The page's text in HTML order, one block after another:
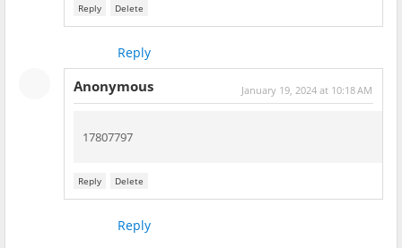
Reply Delete
Reply
Anonymous January 19, 2024 at 10:18 AM
17807797
Reply Delete
Reply